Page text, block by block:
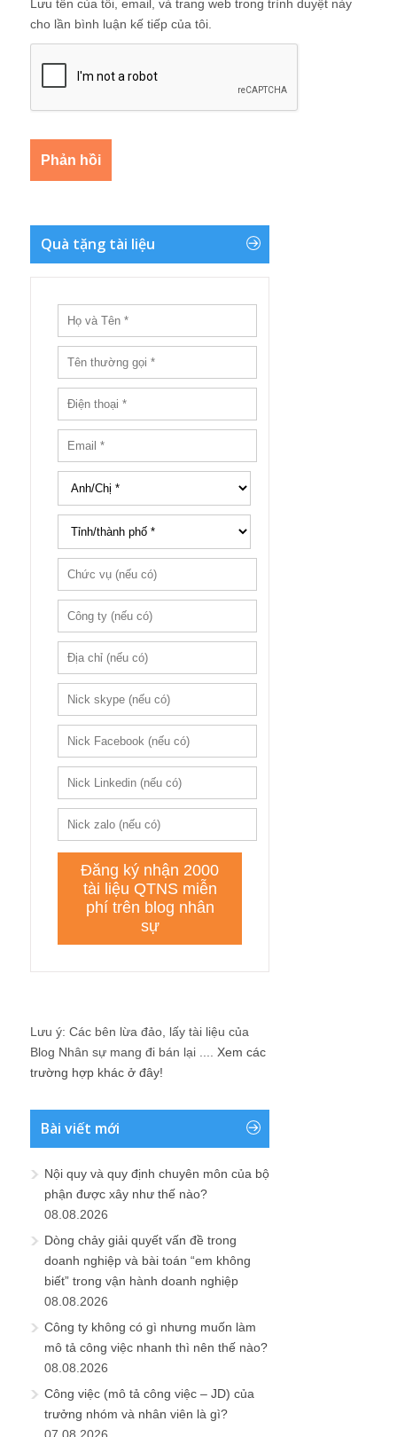
Lưu tên của tôi, email, và trang web trong trình duyệt này
cho lần bình luận kế tiếp của tôi.
Quà tặng tài liệu
Lưu ý: Các bên lừa đảo, lấy tài liệu của
Blog Nhân sự mang đi bán lại .... Xem các
trường hợp khác ở đây!
Bài viết mới
Nội quy và quy định chuyên môn của bộ
phận được xây như thế nào?
08.08.2026
Dòng chảy giải quyết vấn đề trong
doanh nghiệp và bài toán “em không
biết” trong vận hành doanh nghiệp
08.08.2026
Công ty không có gì nhưng muốn làm
mô tả công việc nhanh thì nên thế nào?
08.08.2026
Công việc (mô tả công việc – JD) của
trưởng nhóm và nhân viên là gì?